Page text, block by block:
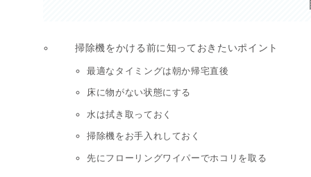
掃除機をかける前に知っておきたいポイント
最適なタイミングは朝か帰宅直後
床に物がない状態にする
水は拭き取っておく
掃除機をお手入れしておく
先にフローリングワイパーでホコリを取る